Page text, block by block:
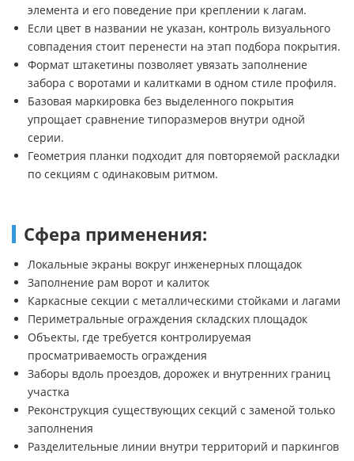
элемента и его поведение при креплении к лагам.
Если цвет в названии не указан, контроль визуального
совпадения стоит перенести на этап подбора покрытия.
Формат штакетины позволяет увязать заполнение
забора с воротами и калитками в одном стиле профиля.
Базовая маркировка без выделенного покрытия
упрощает сравнение типоразмеров внутри одной
серии.
Геометрия планки подходит для повторяемой раскладки
по секциям с одинаковым ритмом.
Сфера применения:
Локальные экраны вокруг инженерных площадок
Заполнение рам ворот и калиток
Каркасные секции с металлическими стойками и лагами
Периметральные ограждения складских площадок
Объекты, где требуется контролируемая
просматриваемость ограждения
Заборы вдоль проездов, дорожек и внутренних границ
участка
Реконструкция существующих секций с заменой только
заполнения
Разделительные линии внутри территорий и паркингов